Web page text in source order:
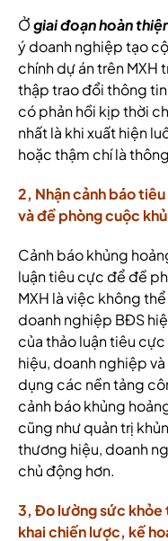
Ởgiai đoạn hoàn
ý doanh nghiệp tạo
chính dự án trên
thập trao đổi thông
có phản hồi kịp thời
nhất là khi xuất hiện
hoặc thậm chí là
2, Nhận cảnh báo
và đề phòng cuộc
Cảnh báo khủng
luận tiêu cực để đề
MXH là việc không
doanh nghiệp BĐS
của thảo luận tiêu
hiệu, doanh nghiệp
dụng các nền tảng
cảnh báo khủng
cũng như quản trị
thương hiệu, doanh
chủ động hơn.
3, Đo lường sức khỏe
khai chiến lược, kế